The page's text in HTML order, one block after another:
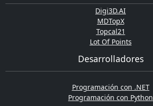
Digi3D.AI
MDTopX
Topcal21
Lot Of Points
Desarrolladores
Programación con .NET
Programación con Python